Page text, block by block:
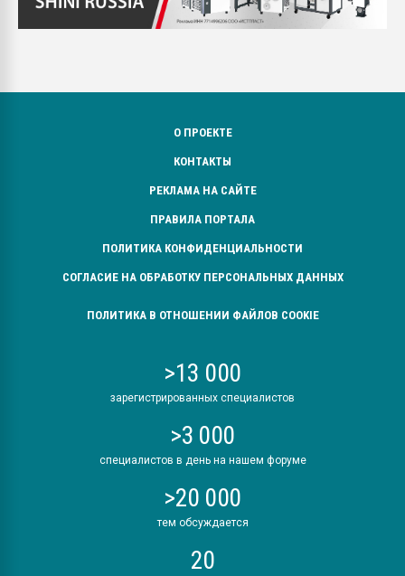
О ПРОЕКТЕ
КОНТАКТЫ
РЕКЛАМА НА САЙТЕ
ПРАВИЛА ПОРТАЛА
ПОЛИТИКА КОНФИДЕНЦИАЛЬНОСТИ
СОГЛАСИЕ НА ОБРАБОТКУ ПЕРСОНАЛЬНЫХ ДАННЫХ
ПОЛИТИКА В ОТНОШЕНИИ ФАЙЛОВ COOKIE
>13 000
зарегистрированных специалистов
>3 000
специалистов в день на нашем форуме
>20 000
тем обсуждается
20